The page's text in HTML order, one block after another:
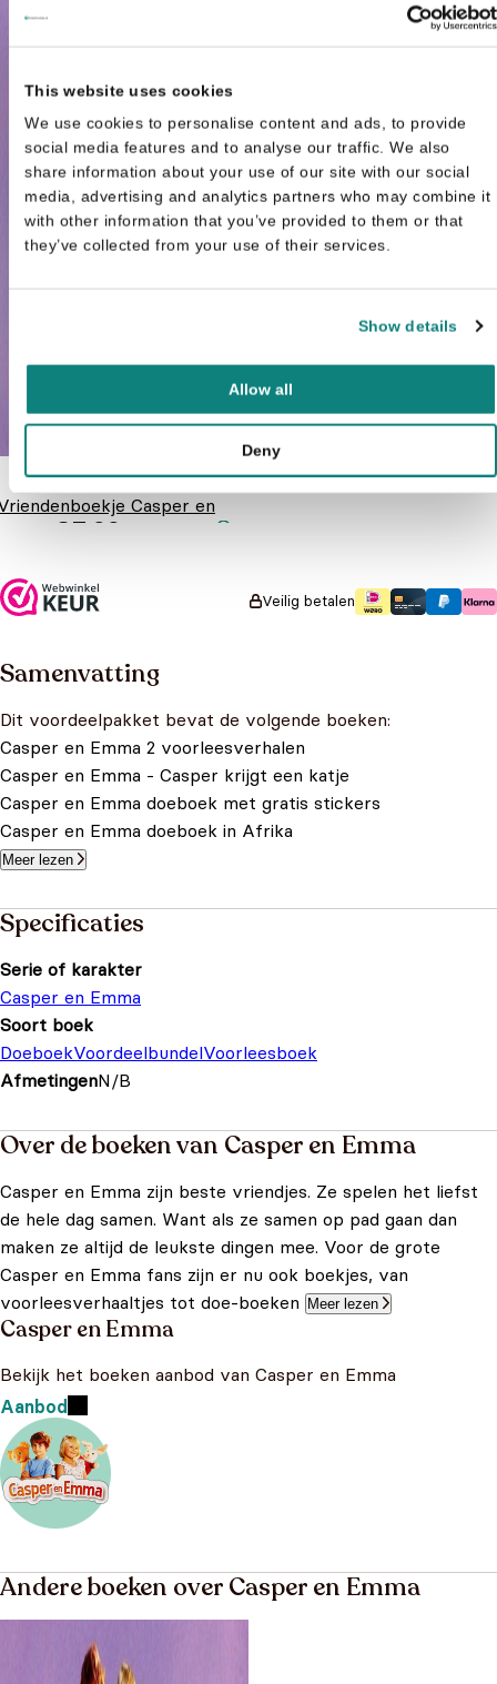
This website uses cookies
We use cookies to personalise content and ads, to provide
social media features and to analyse our traffic. We also
share information about your use of our site with our social
media, advertising and analytics partners who may combine it
with other information that you’ve provided to them or that
they’ve collected from your use of their services.
Show details
Allow all
Deny
Tor Age Bringsvaerd
Casper en
€7,99
Veilig betalen
Samenvatting
Dit voordeelpakket bevat de volgende boeken:
Casper en Emma 2 voorleesverhalen
Casper en Emma - Casper krijgt een katje
Casper en Emma doeboek met gratis stickers
Casper en Emma doeboek in Afrika
Meer lezen
Specificaties
Serie of karakter
Casper en Emma
Soort boek
DoeboekVoordeelbundelVoorleesboek
AfmetingenN/B
Over de boeken van Casper en Emma
Casper en Emma zijn beste vriendjes. Ze spelen het liefst
de hele dag samen. Want als ze samen op pad gaan dan
maken ze altijd de leukste dingen mee. Voor de grote
Casper en Emma fans zijn er nu ook boekjes, van
voorleesverhaaltjes tot doe-boeken
Meer lezen
Casper en Emma
Bekijk het boeken aanbod van Casper en Emma
Aanbod
Andere boeken over Casper en Emma